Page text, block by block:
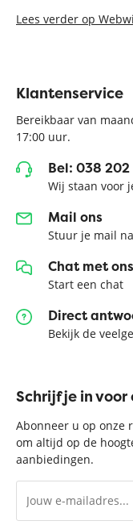
Lees verder op
Klantenservice
Bereikbaar van
17:00 uur.
Bel: 038
Wij staan voor
Mail ons
Stuur je mail
Chat met ons
Start een chat
Direct
Bekijk de
Schrijf je in
Abonneer u op onze
om altijd op de
aanbiedingen.